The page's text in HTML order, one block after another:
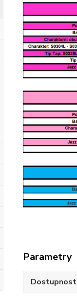
Parametry
Dostupnost